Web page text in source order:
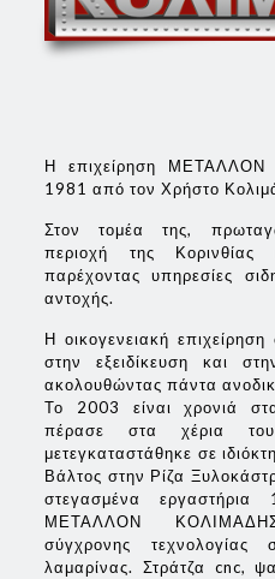
Η επιχείρηση ΜΕΤΑΛΛΟΝ
1981 από τον Χρήστο
Στον τομέα της,
περιοχή της
παρέχοντας υπηρεσίες
αντοχής.
Η οικογενειακή
στην εξειδίκευση και
ακολουθώντας πάντα
Το 2003 είναι χρονιά
πέρασε στα χέρια
μετεγκαταστάθηκε σε
Βάλτος στην Ρίζα
στεγασμένα
ΜΕΤΑΛΛΟΝ ΚΟΛΙΜΑΔΗΣ
σύγχρονης τεχνολογίας
λαμαρίνας. Στράτζα cnc,